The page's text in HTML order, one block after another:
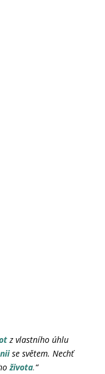
z vlastního úhlu
se světem. Nechť
života.“